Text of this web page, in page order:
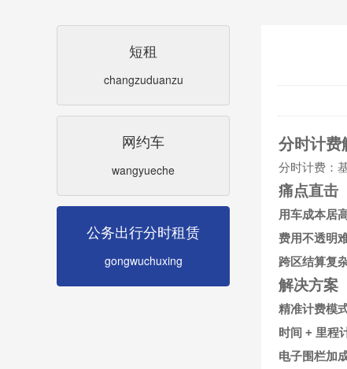
短租
changzuduanzu
网约车
wangyueche
公务出行分时租赁
gongwuchuxing
分时计费
分时计费：
痛点直击
用车成本居
费用不透明
跨区结算复
解决方案
精准计费模
时间 + 里程
电子围栏加